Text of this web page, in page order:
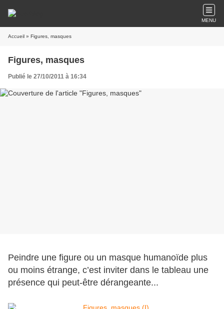
MENU
Accueil » Figures, masques
Figures, masques
Publié le 27/10/2011 à 16:34
Peindre une figure ou un masque humanoïde plus
ou moins étrange, c’est inviter dans le tableau une
présence qui peut-être dérangeante...